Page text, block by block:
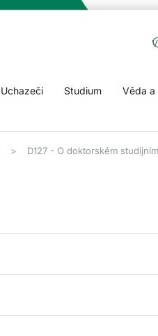
Uchazeči Studium Věda
D127 - O doktorském